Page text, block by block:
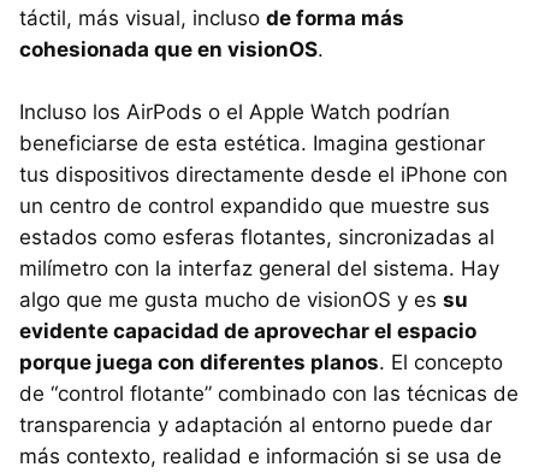
táctil, más visual, incluso de forma más
cohesionada que en visionOS.
Incluso los AirPods o el Apple Watch podrían
beneficiarse de esta estética. Imagina gestionar
tus dispositivos directamente desde el iPhone con
un centro de control expandido que muestre sus
estados como esferas flotantes, sincronizadas al
milímetro con la interfaz general del sistema. Hay
algo que me gusta mucho de visionOS y es su
evidente capacidad de aprovechar el espacio
porque juega con diferentes planos. El concepto
de “control flotante” combinado con las técnicas de
transparencia y adaptación al entorno puede dar
más contexto, realidad e información si se usa de